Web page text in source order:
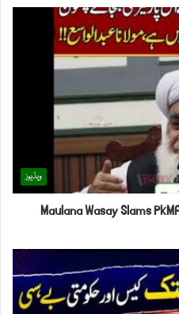
ویڈیوز
Maulana Wasay Slams